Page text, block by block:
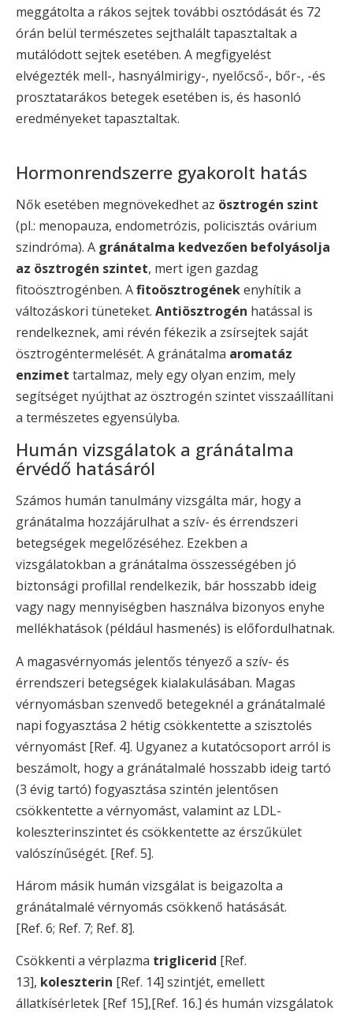
meggátolta a rákos sejtek további osztódását és 72
órán belül természetes sejthalált tapasztaltak a
mutálódott sejtek esetében. A megfigyelést
elvégezték mell-, hasnyálmirigy-, nyelőcső-, bőr-, -és
prosztatarákos betegek esetében is, és hasonló
eredményeket tapasztaltak.
Hormonrendszerre gyakorolt hatás
Nők esetében megnövekedhet az ösztrogén szint
(pl.: menopauza, endometrózis, policisztás ovárium
szindróma). A gránátalma kedvezően befolyásolja
az ösztrogén szintet, mert igen gazdag
fitoösztrogénben. Afitoösztrogénekenyhítik a
változáskori tüneteket. Antiösztrogén hatással is
rendelkeznek, ami révén fékezik a zsírsejtek saját
ösztrogéntermelését. A gránátalma aromatáz
enzimet tartalmaz, mely egy olyan enzim, mely
segítséget nyújthat az ösztrogén szintet visszaállítani
a természetes egyensúlyba.
Humán vizsgálatok a gránátalma
érvédő hatásáról
Számos humán tanulmány vizsgálta már, hogy a
gránátalma hozzájárulhat a szív- és érrendszeri
betegségek megelőzéséhez. Ezekben a
vizsgálatokban a gránátalma összességében jó
biztonsági profillal rendelkezik, bár hosszabb ideig
vagy nagy mennyiségben használva bizonyos enyhe
mellékhatások (például hasmenés) is előfordulhatnak.
A magasvérnyomás jelentős tényező a szív- és
érrendszeri betegségek kialakulásában. Magas
vérnyomásban szenvedő betegeknél a gránátalmalé
napi fogyasztása 2 hétig csökkentette a szisztolés
vérnyomást [Ref. 4]. Ugyanez a kutatócsoport arról is
beszámolt, hogy a gránátalmalé hosszabb ideig tartó
(3 évig tartó) fogyasztása szintén jelentősen
csökkentette a vérnyomást, valamint az LDL-
koleszterinszintet és csökkentette az érszűkület
valószínűségét. [Ref. 5].
Három másik humán vizsgálat is beigazolta a
gránátalmalé vérnyomás csökkenő hatásását.
[Ref. 6; Ref. 7; Ref. 8].
Csökkenti a vérplazma triglicerid [Ref.
13], koleszterin [Ref. 14] szintjét, emellett
állatkísérletek [Ref 15],[Ref. 16.] és humán vizsgálatok